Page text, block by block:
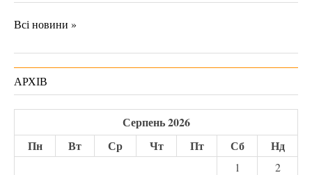
Всі новини »
АРХІВ
Серпень 2026
Пн
Вт Ср Чт Пт Сб Нд
1
2